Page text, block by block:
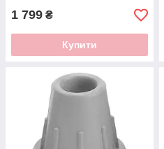
1 799 ₴
Купити